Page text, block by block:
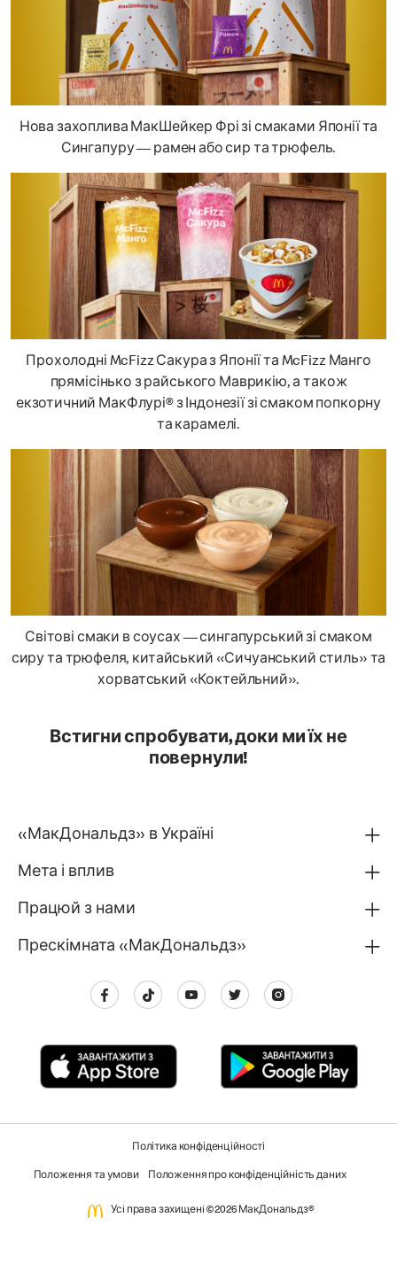
Нова захоплива МакШейкер Фрі зі смаками Японії та
Сингапуру — рамен або сир та трюфель.
Прохолодні McFizz Сакура з Японії та McFizz Манго
прямісінько з райського Маврикію, а також
екзотичний МакФлурі® з Індонезії зі смаком попкорну
та карамелі.
Світові смаки в соусах — сингапурський зі смаком
сиру та трюфеля, китайський «Сичуанський стиль» та
хорватський «Коктейльний».
Встигни спробувати, доки ми їх не
повернули!
«МакДональдз» в Україні
Мета і вплив
Працюй з нами
Прескімната «МакДональдз»
Політика конфіденційності
Положення та умови Положення про конфіденційність даних
Усi права захищенi ©2026 МакДональдз®